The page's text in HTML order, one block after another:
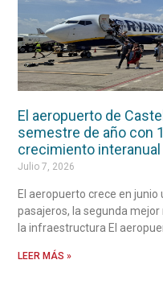
El aeropuerto de
semestre de año con
crecimiento interanual
Julio 7, 2026
El aeropuerto crece en junio
pasajeros, la segunda
la infraestructura El
LEER MÁS »